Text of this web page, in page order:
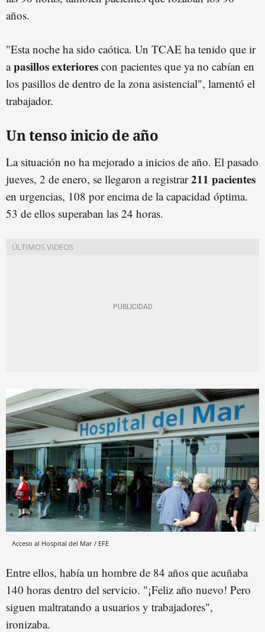
años.
"Esta noche ha sido caótica. Un TCAE ha tenido que ir
apasillos exteriores con pacientes que ya no cabían en
los pasillos de dentro de la zona asistencial", lamentó el
trabajador.
Un tenso inicio de año
La situación no ha mejorado a inicios de año. El pasado
jueves, 2 de enero, se llegaron a registrar211 pacientes
en urgencias, 108 por encima de la capacidad óptima.
53 de ellos superaban las 24 horas.
Acceso al Hospital del Mar / EFE
Entre ellos, había un hombre de 84 años que acuñaba
140 horas dentro del servicio. "¡Feliz año nuevo! Pero
siguen maltratando a usuarios y trabajadores",
ironizaba.